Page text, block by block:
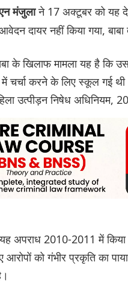
मंजुलाने 17 अक्टूबर को यह
दायर नहीं किया गया, बाबा
के खिलाफ मामला यह है कि
में चर्चा करने के लिए स्कूल गई
उत्पीड़न निषेध अधिनियम,
अपराध 2010-2011 में
गए आरोपों को गंभीर प्रकृति